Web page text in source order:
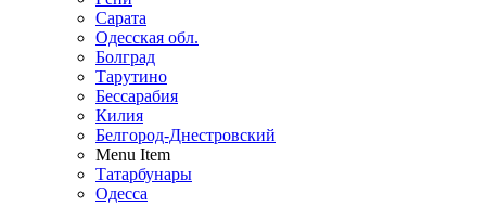
Сарата
Одесская обл.
Болград
Тарутино
Бессарабия
Килия
Белгород-Днестровский
Menu Item
Татарбунары
Одесса